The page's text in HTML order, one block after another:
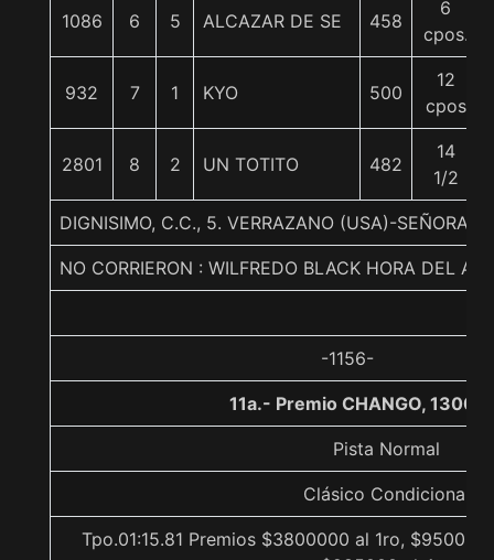
1086 6 5 ALCAZAR DE SE 458
6
cpos.
932 7 1 KYO 500
12
cpos
2801 8 2 UN TOTITO 482
14
1/2
DIGNISIMO, C.C., 5. VERRAZANO (USA)-SEÑORA
NO CORRIERON : WILFREDO BLACK HORA DEL
-1156-
11a.- Premio CHANGO, 1300
Pista Normal
Clásico Condicional
Tpo.01:15.81 Premios $3800000 al 1ro,